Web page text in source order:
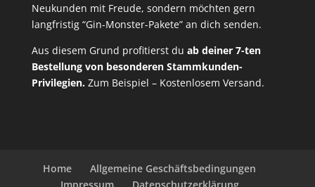
Neukunden mit Freude, sondern möchten gern
langfristig “Gin-Monster-Pakete” an dich senden.
Aus diesem Grund profitierst du ab deiner 7-ten
Bestellung von besonderen Stammkunden-
Privilegien. Zum Beispiel – Kostenlosem Versand.
Home
Allgemeine Geschäftsbedingungen